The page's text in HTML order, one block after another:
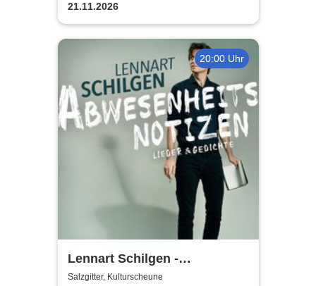
21.11.2026
20:00 Uhr
Lennart Schilgen -
Abwesenheitsnotizen
Salzgitter, Kulturscheune